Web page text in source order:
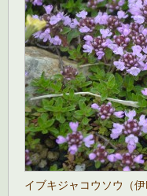
イブキジャコウソウ（